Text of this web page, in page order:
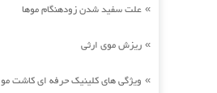
» علت سفید شدن زودهنگام موها
» ریزش موی ارثی
» ویژگی های کلینیک حرفه ای کاشت مو